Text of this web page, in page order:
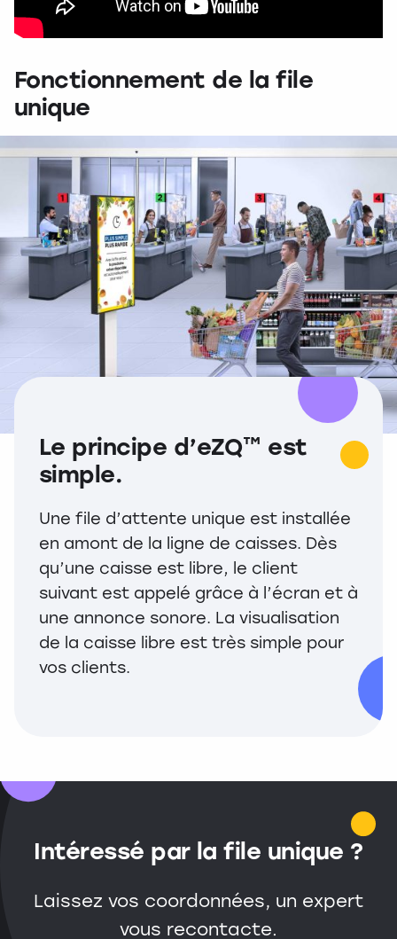
Fonctionnement de la file
unique
Le principe d’eZQ™ est
simple.
Une file d’attente unique est installée
en amont de la ligne de caisses. Dès
qu’une caisse est libre, le client
suivant est appelé grâce à l’écran et à
une annonce sonore. La visualisation
de la caisse libre est très simple pour
vos clients.
Intéressé par la file unique ?
Laissez vos coordonnées, un expert
vous recontacte.